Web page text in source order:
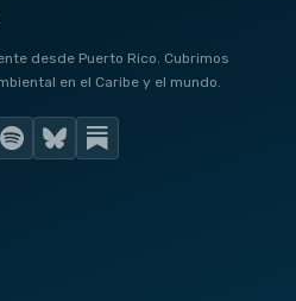
desde Puerto Rico. Cubrimos
en el Caribe y el mundo.